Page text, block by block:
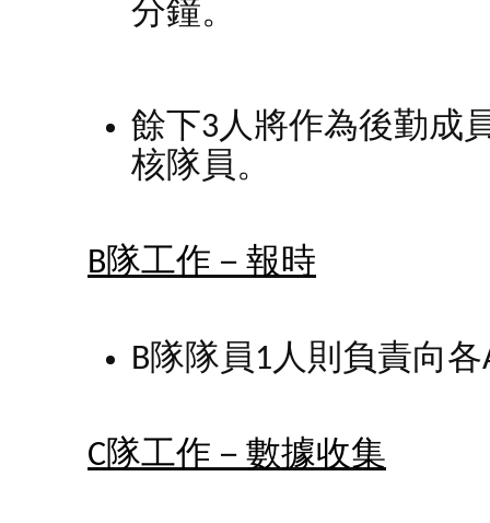
分鐘。
餘下3人將作為後勤成
核隊員。
B隊工作－報時
B隊隊員1人則負責向
C隊工作－數據收集